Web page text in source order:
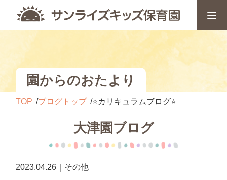
園からのおたより
TOP ブログトップ ⭐️カリキュラムブログ⭐️
大津園ブログ
2023.04.26｜その他